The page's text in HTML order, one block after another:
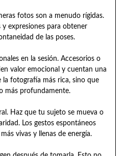
fotos son a menudo rígidas.
expresiones para obtener
de las poses.
en la sesión. Accesorios o
valor emocional y cuentan una
la fotografía más rica, sino que
más profundamente.
Haz que tu sujeto se mueva o
Los gestos espontáneos
vivas y llenas de energía.